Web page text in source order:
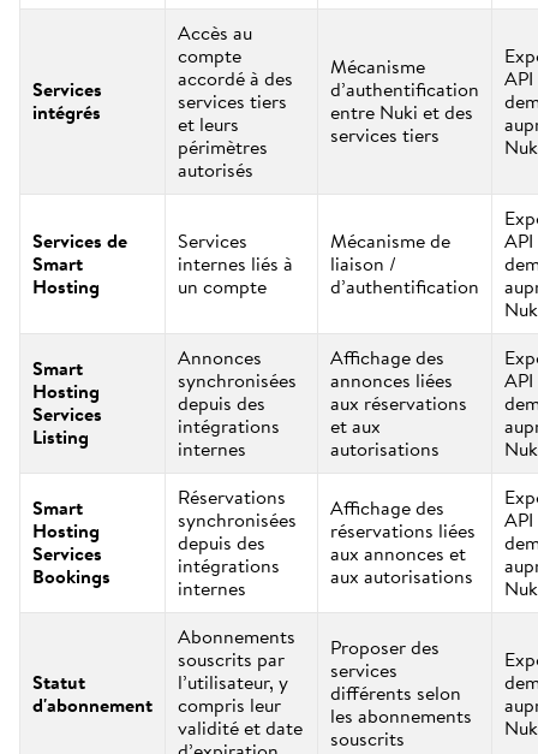
Services
intégrés
Accès au
compte
accordé à des
services tiers
et leurs
périmètres
autorisés
Mécanisme
d’authentification
entre Nuki et des
services tiers
Services de
Smart
Hosting
Services
internes liés à
un compte
Mécanisme de
liaison /
d’authentification
Smart
Hosting
Services
Listing
Annonces
synchronisées
depuis des
intégrations
internes
Affichage des
annonces liées
aux réservations
et aux
autorisations
Smart
Hosting
Services
Bookings
Réservations
synchronisées
depuis des
intégrations
internes
Affichage des
réservations liées
aux annonces et
aux autorisations
Statut
d'abonnement
Abonnements
souscrits par
l’utilisateur, y
compris leur
validité et date
Proposer des
services
différents selon
les abonnements
souscrits